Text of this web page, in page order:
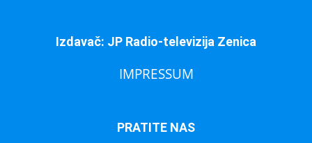
Izdavač: JP Radio-televizija Zenica
IMPRESSUM
PRATITE NAS